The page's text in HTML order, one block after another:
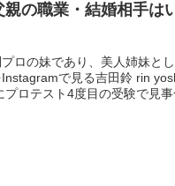
の職業・結婚相手は
ロの妹であり、美人姉妹と
で見る吉田鈴 rin
ロテスト4度目の受験で見事